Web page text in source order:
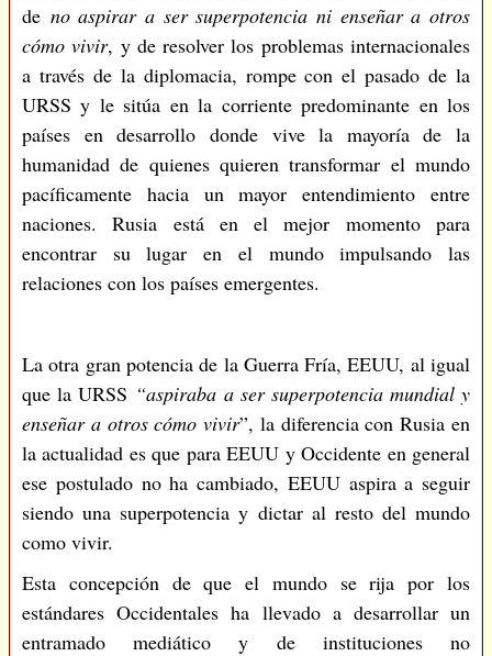
de no aspirar a ser superpotencia ni enseñar a otros
cómo vivir, y de resolver los problemas internacionales
a través de la diplomacia, rompe con el pasado de la
URSS y le sitúa en la corriente predominante en los
países en desarrollo donde vive la mayoría de la
humanidad de quienes quieren transformar el mundo
pacíficamente hacia un mayor entendimiento entre
naciones. Rusia está en el mejor momento para
encontrar su lugar en el mundo impulsando las
relaciones con los países emergentes.
La otra gran potencia de la Guerra Fría, EEUU, al igual
que la URSS “aspiraba a ser superpotencia mundial y
enseñar a otros cómo vivir”, la diferencia con Rusia en
la actualidad es que para EEUU y Occidente en general
ese postulado no ha cambiado, EEUU aspira a seguir
siendo una superpotencia y dictar al resto del mundo
como vivir.
Esta concepción de que el mundo se rija por los
estándares Occidentales ha llevado a desarrollar un
entramado mediático y de instituciones no